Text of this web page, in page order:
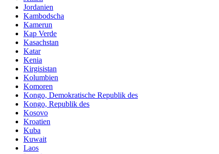
Jordanien
Kambodscha
Kamerun
Kap Verde
Kasachstan
Katar
Kenia
Kirgisistan
Kolumbien
Komoren
Kongo, Demokratische Republik des
Kongo, Republik des
Kosovo
Kroatien
Kuba
Kuwait
Laos